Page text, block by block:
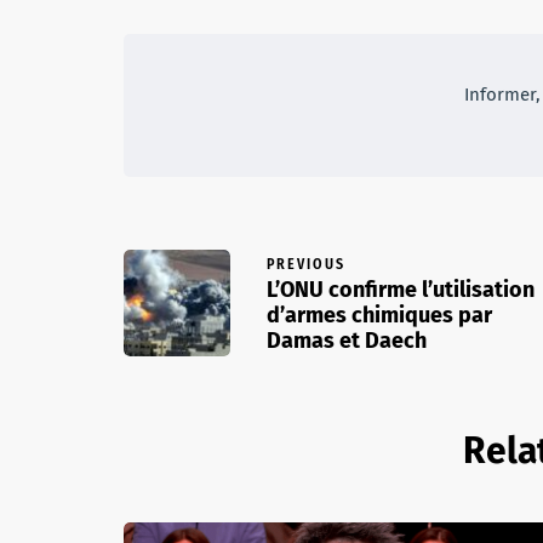
PREVIOUS
L’ONU confirme l’utilisation
d’armes chimiques par
Damas et Daech